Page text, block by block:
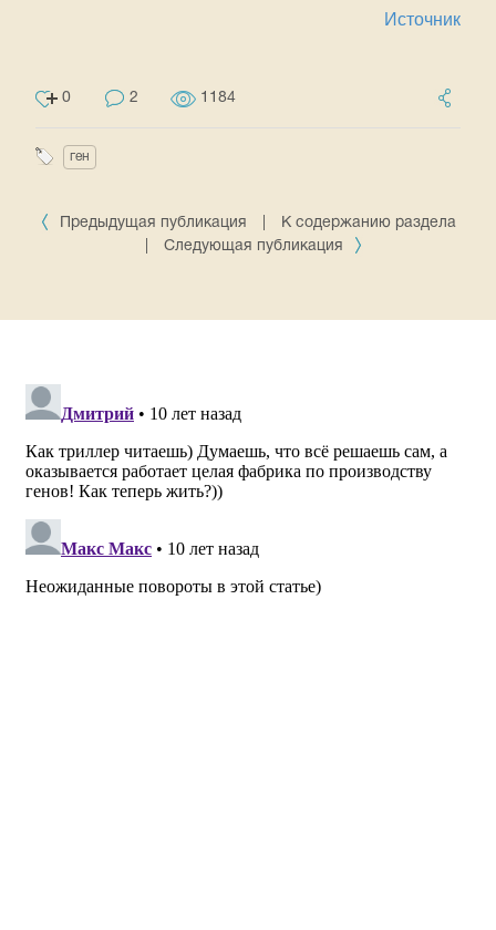
Источник
0 2 1184
ген
Предыдущая публикация
К содержанию раздела
Следующая публикация